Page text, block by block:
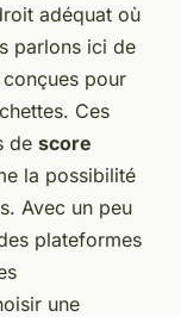
adéquat où
parlons ici de
pour
Ces
de score
la possibilité
Avec un peu
plateformes
une